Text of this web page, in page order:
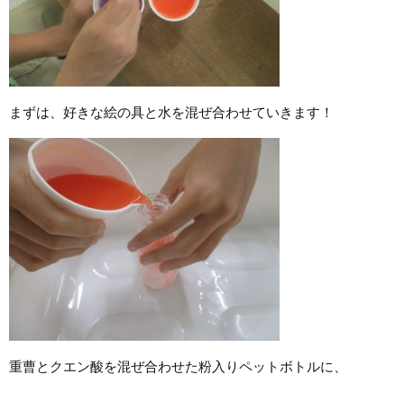
まずは、好きな絵の具と水を混ぜ合わせていきます！
重曹とクエン酸を混ぜ合わせた粉入りペットボトルに、